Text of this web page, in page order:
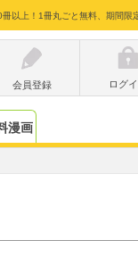
以上！1冊丸ごと無料、期間限
会員登録
ログ
漫画